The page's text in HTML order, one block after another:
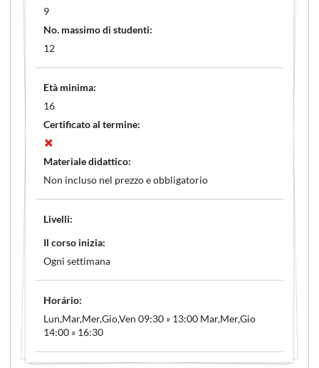
9
No. massimo di studenti:
12
Età minima:
16
Certificato al termine:
Materiale didattico:
Non incluso nel prezzo e obbligatorio
Livelli:
Il corso inizia:
Ogni settimana
Horário:
Lun,Mar,Mer,Gio,Ven 09:30 » 13:00 Mar,Mer,Gio
14:00 » 16:30